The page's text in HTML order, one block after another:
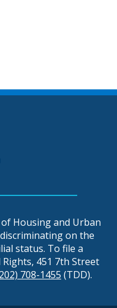
Housing and Urban
on the
status. To file a
451 7th Street
708-1455 (TDD).